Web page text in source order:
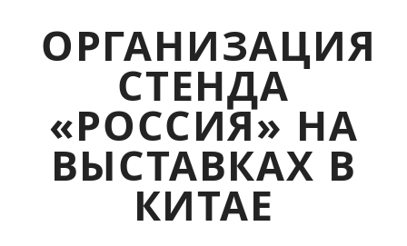
ОРГАНИЗАЦИЯ
СТЕНДА
«РОССИЯ» НА
ВЫСТАВКАХ В
КИТАЕ